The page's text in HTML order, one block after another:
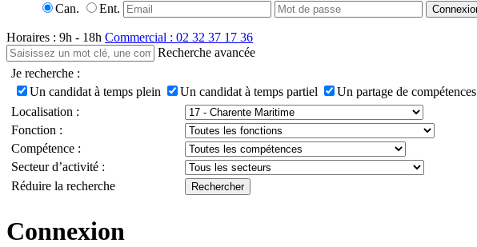
Can.
Ent.
Horaires : 9h - 18h Commercial : 02 32 37 17 36
Recherche avancée
Je recherche :
Un candidat à temps plein
Un candidat à temps partiel Un partage de compétences
Localisation :
Fonction :
Compétence :
Secteur d’activité :
Réduire la recherche
Connexion